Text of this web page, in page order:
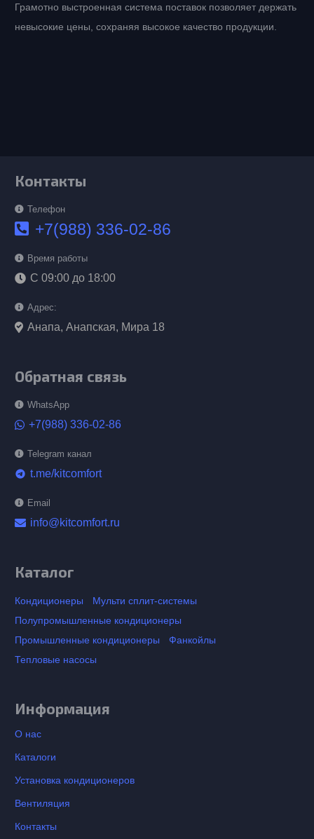
Грамотно выстроенная система поставок позволяет держать
невысокие цены, сохраняя высокое качество продукции.
Контакты
Телефон
+7(988) 336-02-86
Время работы
С 09:00 до 18:00
Адрес:
Анапа, Анапская, Мира 18
Обратная связь
WhatsApp
+7(988) 336-02-86
Telegram канал
telegram t.me/kitcomfort
Email
info@kitcomfort.ru
Каталог
Кондиционеры
Мульти сплит-системы
Полупромышленные кондиционеры
Промышленные кондиционеры
Фанкойлы
Тепловые насосы
Информация
О нас
Каталоги
Установка кондиционеров
Вентиляция
Контакты